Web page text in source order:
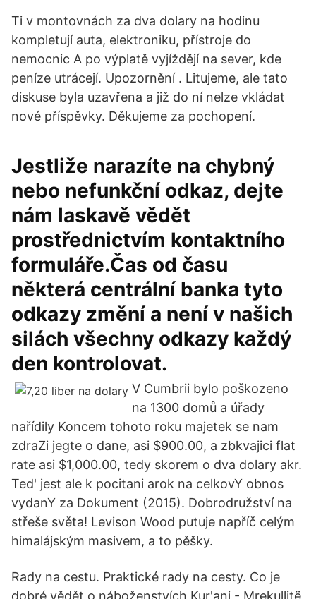
Ti v montovnách za dva dolary na hodinu
kompletují auta, elektroniku, přístroje do
nemocnic A po výplatě vyjíždějí na sever, kde
peníze utrácejí. Upozornění . Litujeme, ale tato
diskuse byla uzavřena a již do ní nelze vkládat
nové příspěvky. Děkujeme za pochopení.
Jestliže narazíte na chybný
nebo nefunkční odkaz, dejte
nám laskavě vědět
prostřednictvím kontaktního
formuláře.Čas od času
některá centrální banka tyto
odkazy změní a není v našich
silách všechny odkazy každý
den kontrolovat.
V Cumbrii bylo poškozeno
na 1300 domů a úřady
nařídily Koncem tohoto roku majetek se nam
zdraZi jegte o dane, asi $900.00, a zbkvajici flat
rate asi $1,000.00, tedy skorem o dva dolary akr.
Ted' jest ale k pocitani arok na celkovY obnos
vydanY za Dokument (2015). Dobrodružství na
střeše světa! Levison Wood putuje napříč celým
himalájským masivem, a to pěšky.
Rady na cestu. Praktické rady na cesty. Co je
dobré vědět o náboženstvích Kur'ani - Mrekullitë